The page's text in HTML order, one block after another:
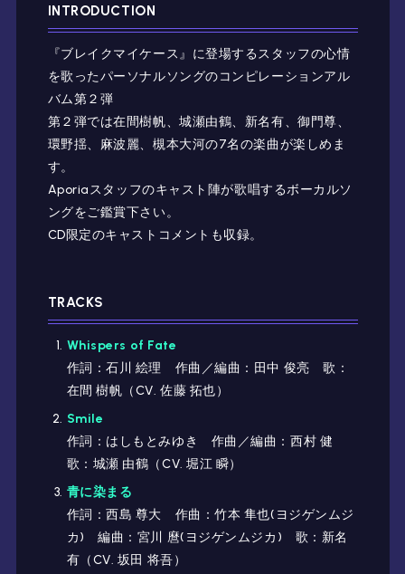
INTRODUCTION
『ブレイクマイケース』に登場するスタッフの心情
を歌ったパーソナルソングのコンピレーションアル
バム第２弾
第２弾では在間樹帆、城瀬由鶴、新名有、御門尊、
環野揺、麻波麗、槻本大河の7名の楽曲が楽しめま
す。
Aporiaスタッフのキャスト陣が歌唱するボーカルソ
ングをご鑑賞下さい。
CD限定のキャストコメントも収録。
TRACKS
Whispers of Fate
作詞：石川 絵理 作曲／編曲：田中 俊亮 歌：
在間 樹帆（CV. 佐藤 拓也）
Smile
作詞：はしもとみゆき 作曲／編曲：西村 健
歌：城瀬 由鶴（CV. 堀江 瞬）
青に染まる
作詞：西島 尊大 作曲：竹本 隼也(ヨジゲンムジ
カ) 編曲：宮川 麿(ヨジゲンムジカ) 歌：新名
有（CV. 坂田 将吾）